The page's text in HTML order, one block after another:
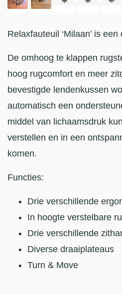
Relaxfauteuil ‘Milaan’ is
De omhoog te klappen
hoog rugcomfort en meer
bevestigde lendenkussen
automatisch een
middel van lichaamsdruk
verstellen en in een
komen.
Functies:
Drie verschillende
In hoogte verstelbare
Drie verschillende
Diverse draaiplateaus
Turn & Move